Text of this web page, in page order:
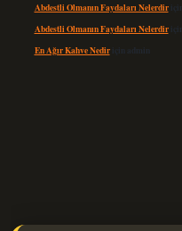
Abdestli Olmanın Faydaları Nelerdiriçin
Abdestli Olmanın Faydaları Nelerdiriçin
En Ağır Kahve Nediriçin admin